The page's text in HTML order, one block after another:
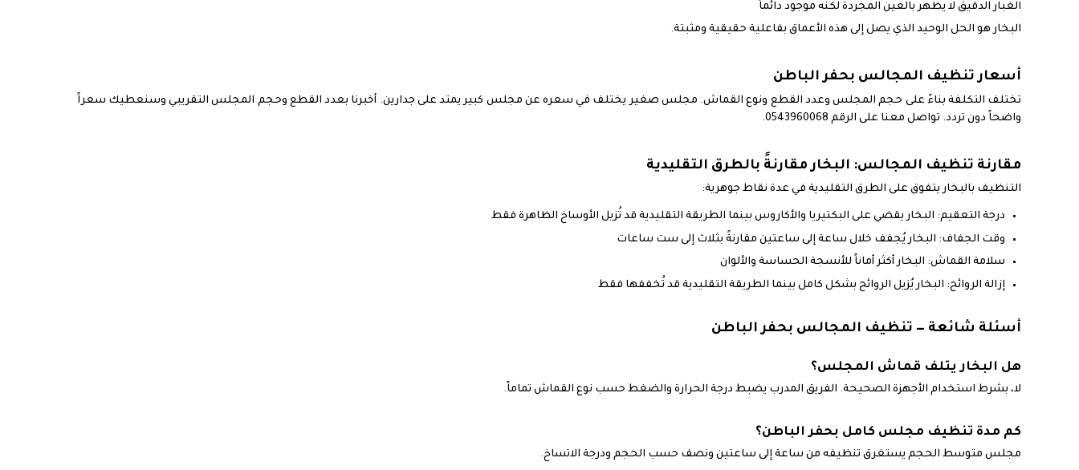
الغبار الدقيق لا يظهر بالعين المجردة لكنه موجود دائماً
البخار هو الحل الوحيد الذي يصل إلى هذه الأعماق بفاعلية حقيقية ومثبتة.
أسعار تنظيف المجالس بحفر الباطن
تختلف التكلفة بناءً على حجم المجلس وعدد القطع ونوع القماش. مجلس صغير يختلف في سعره عن مجلس كبير يمتد على جدارين. أخبرنا بعدد القطع وحجم المجلس التقريبي وسنعطيك سعراً
واضحاً دون تردد. تواصل معنا على الرقم 0543960068.
مقارنة تنظيف المجالس: البخار مقارنةً بالطرق التقليدية
التنظيف بالبخار يتفوق على الطرق التقليدية في عدة نقاط جوهرية:
درجة التعقيم: البخار يقضي على البكتيريا والأكاروس بينما الطريقة التقليدية قد تُزيل الأوساخ الظاهرة فقط
وقت الجفاف: البخار يُجفف خلال ساعة إلى ساعتين مقارنةً بثلاث إلى ست ساعات
سلامة القماش: البخار أكثر أماناً للأنسجة الحساسة والألوان
إزالة الروائح: البخار يُزيل الروائح بشكل كامل بينما الطريقة التقليدية قد تُخففها فقط
أسئلة شائعة — تنظيف المجالس بحفر الباطن
هل البخار يتلف قماش المجلس؟
لا، بشرط استخدام الأجهزة الصحيحة. الفريق المدرب يضبط درجة الحرارة والضغط حسب نوع القماش تماماً.
كم مدة تنظيف مجلس كامل بحفر الباطن؟
مجلس متوسط الحجم يستغرق تنظيفه من ساعة إلى ساعتين ونصف حسب الحجم ودرجة الاتساخ.